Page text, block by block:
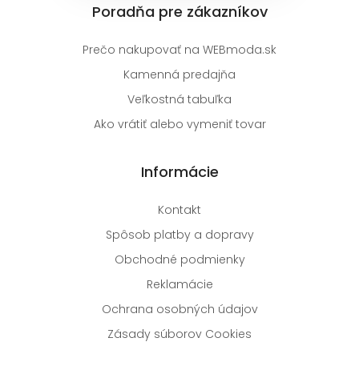
Poradňa pre zákazníkov
Prečo nakupovať na WEBmoda.sk
Kamenná predajňa
Veľkostná tabuľka
Ako vrátiť alebo vymeniť tovar
Informácie
Kontakt
Spôsob platby a dopravy
Obchodné podmienky
Reklamácie
Ochrana osobných údajov
Zásady súborov Cookies